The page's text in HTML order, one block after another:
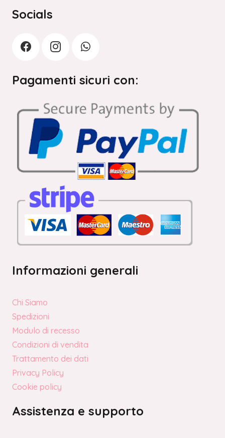
Socials
Pagamenti sicuri con:
Informazioni generali
Chi Siamo
Spedizioni
Modulo di recesso
Condizioni di vendita
Trattamento dei dati
Privacy Policy
Cookie policy
Assistenza e supporto